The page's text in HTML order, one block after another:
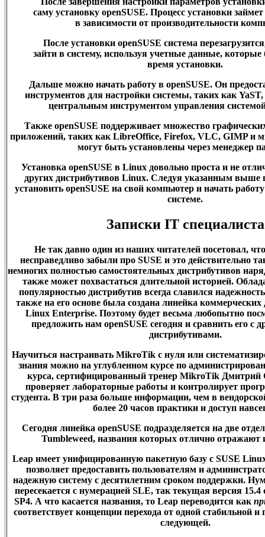
саму установку openSUSE. Процесс установки
в зависимости от производительности
После установки openSUSE система
зайти в систему, используя учетные данные,
время установки.
Дальше можно начать работу в openSUSE. Он
инструментов для настройки системы, таких как
центральным инструментом управления
Также openSUSE поддерживает множество
приложений, таких как LibreOffice, Firefox, VLC, GIMP и
могут быть установлены через менеджер
Установка openSUSE в Linux довольно проста и не
других дистрибутивов Linux. Следуя указанным
установить openSUSE на свой компьютер и начать
системе.
Записки IT специалиста
Не так давно один из наших читателей посетовал,
несправедливо забыли про SUSE и это действительно
немногих полностью самостоятельных дистрибутивов
также может похвастаться длительной историей.
популярностью дистрибутив всегда славился
также на его основе была создана линейка коммерческих
Linux Enterprise. Поэтому будет весьма любопытно
предложить нам openSUSE сегодня и сравнить его с
дистрибутивами.
Научиться настраивать MikroTik с нуля или
знания можно на углубленном курсе по
курса, сертифицированный тренер MikroTik Дмитрий
проверяет лабораторные работы и контролирует
студента. В три раза больше информации, чем в
более 20 часов практики и доступ
Сегодня линейка openSUSE подразделяется на две
Tumbleweed, названия которых отлично отражают
Leap имеет унифицированную пакетную базу с SUSE
позволяет предоставить пользователям и
надежную систему с десятилетним сроком поддержки.
пересекается с нумерацией SLE, так текущая версия 15.4
SP4. А что касается названия, то Leapпереводится как
соответствует концепции перехода от одной стабильной
следующей.